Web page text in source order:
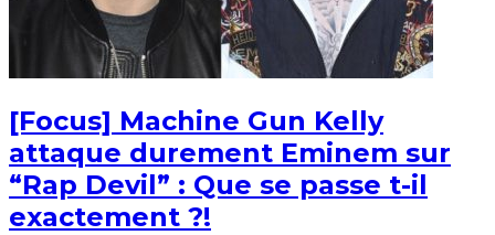
[Focus] Machine Gun Kelly
attaque durement Eminem sur
“Rap Devil” : Que se passe t-il
exactement ?!